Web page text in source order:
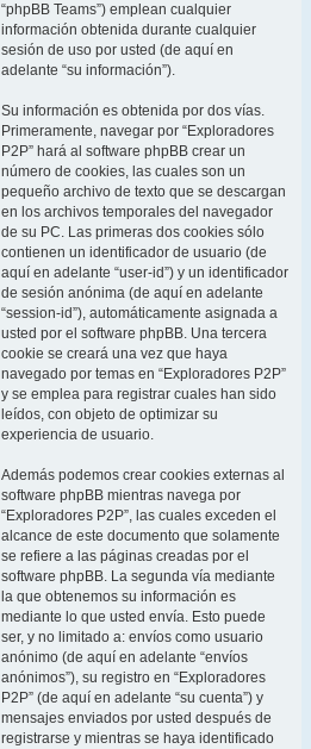
“phpBB Teams”) emplean cualquier
información obtenida durante cualquier
sesión de uso por usted (de aquí en
adelante “su información”).
Su información es obtenida por dos vías.
Primeramente, navegar por “Exploradores
P2P” hará al software phpBB crear un
número de cookies, las cuales son un
pequeño archivo de texto que se descargan
en los archivos temporales del navegador
de su PC. Las primeras dos cookies sólo
contienen un identificador de usuario (de
aquí en adelante “user-id”) y un identificador
de sesión anónima (de aquí en adelante
“session-id”), automáticamente asignada a
usted por el software phpBB. Una tercera
cookie se creará una vez que haya
navegado por temas en “Exploradores P2P”
y se emplea para registrar cuales han sido
leídos, con objeto de optimizar su
experiencia de usuario.
Además podemos crear cookies externas al
software phpBB mientras navega por
“Exploradores P2P”, las cuales exceden el
alcance de este documento que solamente
se refiere a las páginas creadas por el
software phpBB. La segunda vía mediante
la que obtenemos su información es
mediante lo que usted envía. Esto puede
ser, y no limitado a: envíos como usuario
anónimo (de aquí en adelante “envíos
anónimos”), su registro en “Exploradores
P2P” (de aquí en adelante “su cuenta”) y
mensajes enviados por usted después de
registrarse y mientras se haya identificado